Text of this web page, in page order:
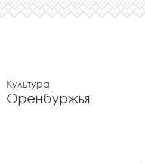
Культура
Оренбуржья